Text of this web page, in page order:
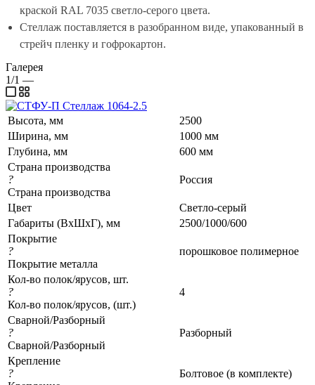
краской RAL 7035 светло-серого цвета.
Стеллаж поставляется в разобранном виде, упакованный в
стрейч пленку и гофрокартон.
Галерея
1/1 —
Высота, мм
2500
Ширина, мм
1000 мм
Глубина, мм
600 мм
Страна производства
?
Страна производства
Россия
Цвет
Светло-серый
Габариты (ВхШхГ), мм
2500/1000/600
Покрытие
?
Покрытие металла
порошковое полимерное
Кол-во полок/ярусов, шт.
?
Кол-во полок/ярусов, (шт.)
4
Сварной/Разборный
?
Сварной/Разборный
Разборный
Крепление
?
Болтовое (в комплекте)